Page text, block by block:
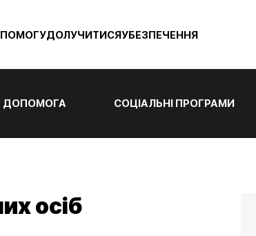
ДОЛУЧИТИСЯУБЕЗПЕЧЕННЯ
ДОПОМОГА СОЦІАЛЬНІ ПРОГРАМИ
осіб